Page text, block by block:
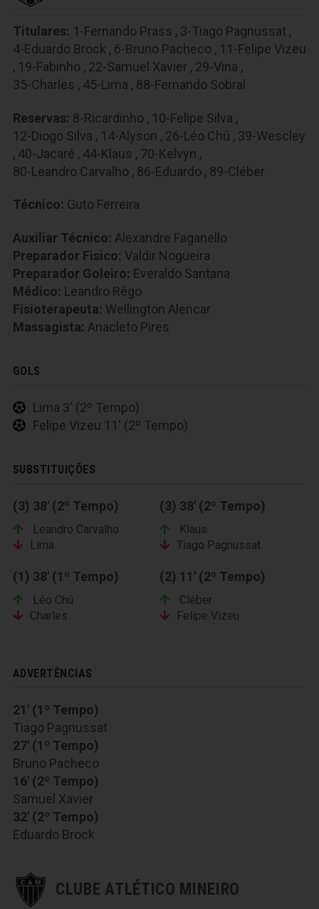
Titulares: 1-Fernando Prass , 3-Tiago Pagnussat ,
4-Eduardo Brock , 6-Bruno Pacheco , 11-Felipe Vizeu
, 19-Fabinho , 22-Samuel Xavier , 29-Vina ,
35-Charles , 45-Lima , 88-Fernando Sobral
Reservas: 8-Ricardinho , 10-Felipe Silva ,
12-Diogo Silva , 14-Alyson , 26-Léo Chú , 39-Wescley
, 40-Jacaré , 44-Klaus , 70-Kelvyn ,
80-Leandro Carvalho , 86-Eduardo , 89-Cléber
Técnico: Guto Ferreira
Auxiliar Técnico: Alexandre Faganello
Preparador Fisico: Valdir Nogueira
Preparador Goleiro: Everaldo Santana
Médico: Leandro Rêgo
Fisioterapeuta: Wellington Alencar
Massagista: Anacleto Pires
GOLS
Lima 3' (2º Tempo)
Felipe Vizeu 11' (2º Tempo)
SUBSTITUIÇÕES
(3) 38' (2º Tempo)
Leandro Carvalho
Lima
(3) 38' (2º Tempo)
Klaus
Tiago Pagnussat
(1) 38' (1º Tempo)
Léo Chú
Charles
(2) 11' (2º Tempo)
Cléber
Felipe Vizeu
ADVERTÊNCIAS
21' (1º Tempo)
Tiago Pagnussat
27' (1º Tempo)
Bruno Pacheco
16' (2º Tempo)
Samuel Xavier
32' (2º Tempo)
Eduardo Brock
CLUBE ATLÉTICO MINEIRO